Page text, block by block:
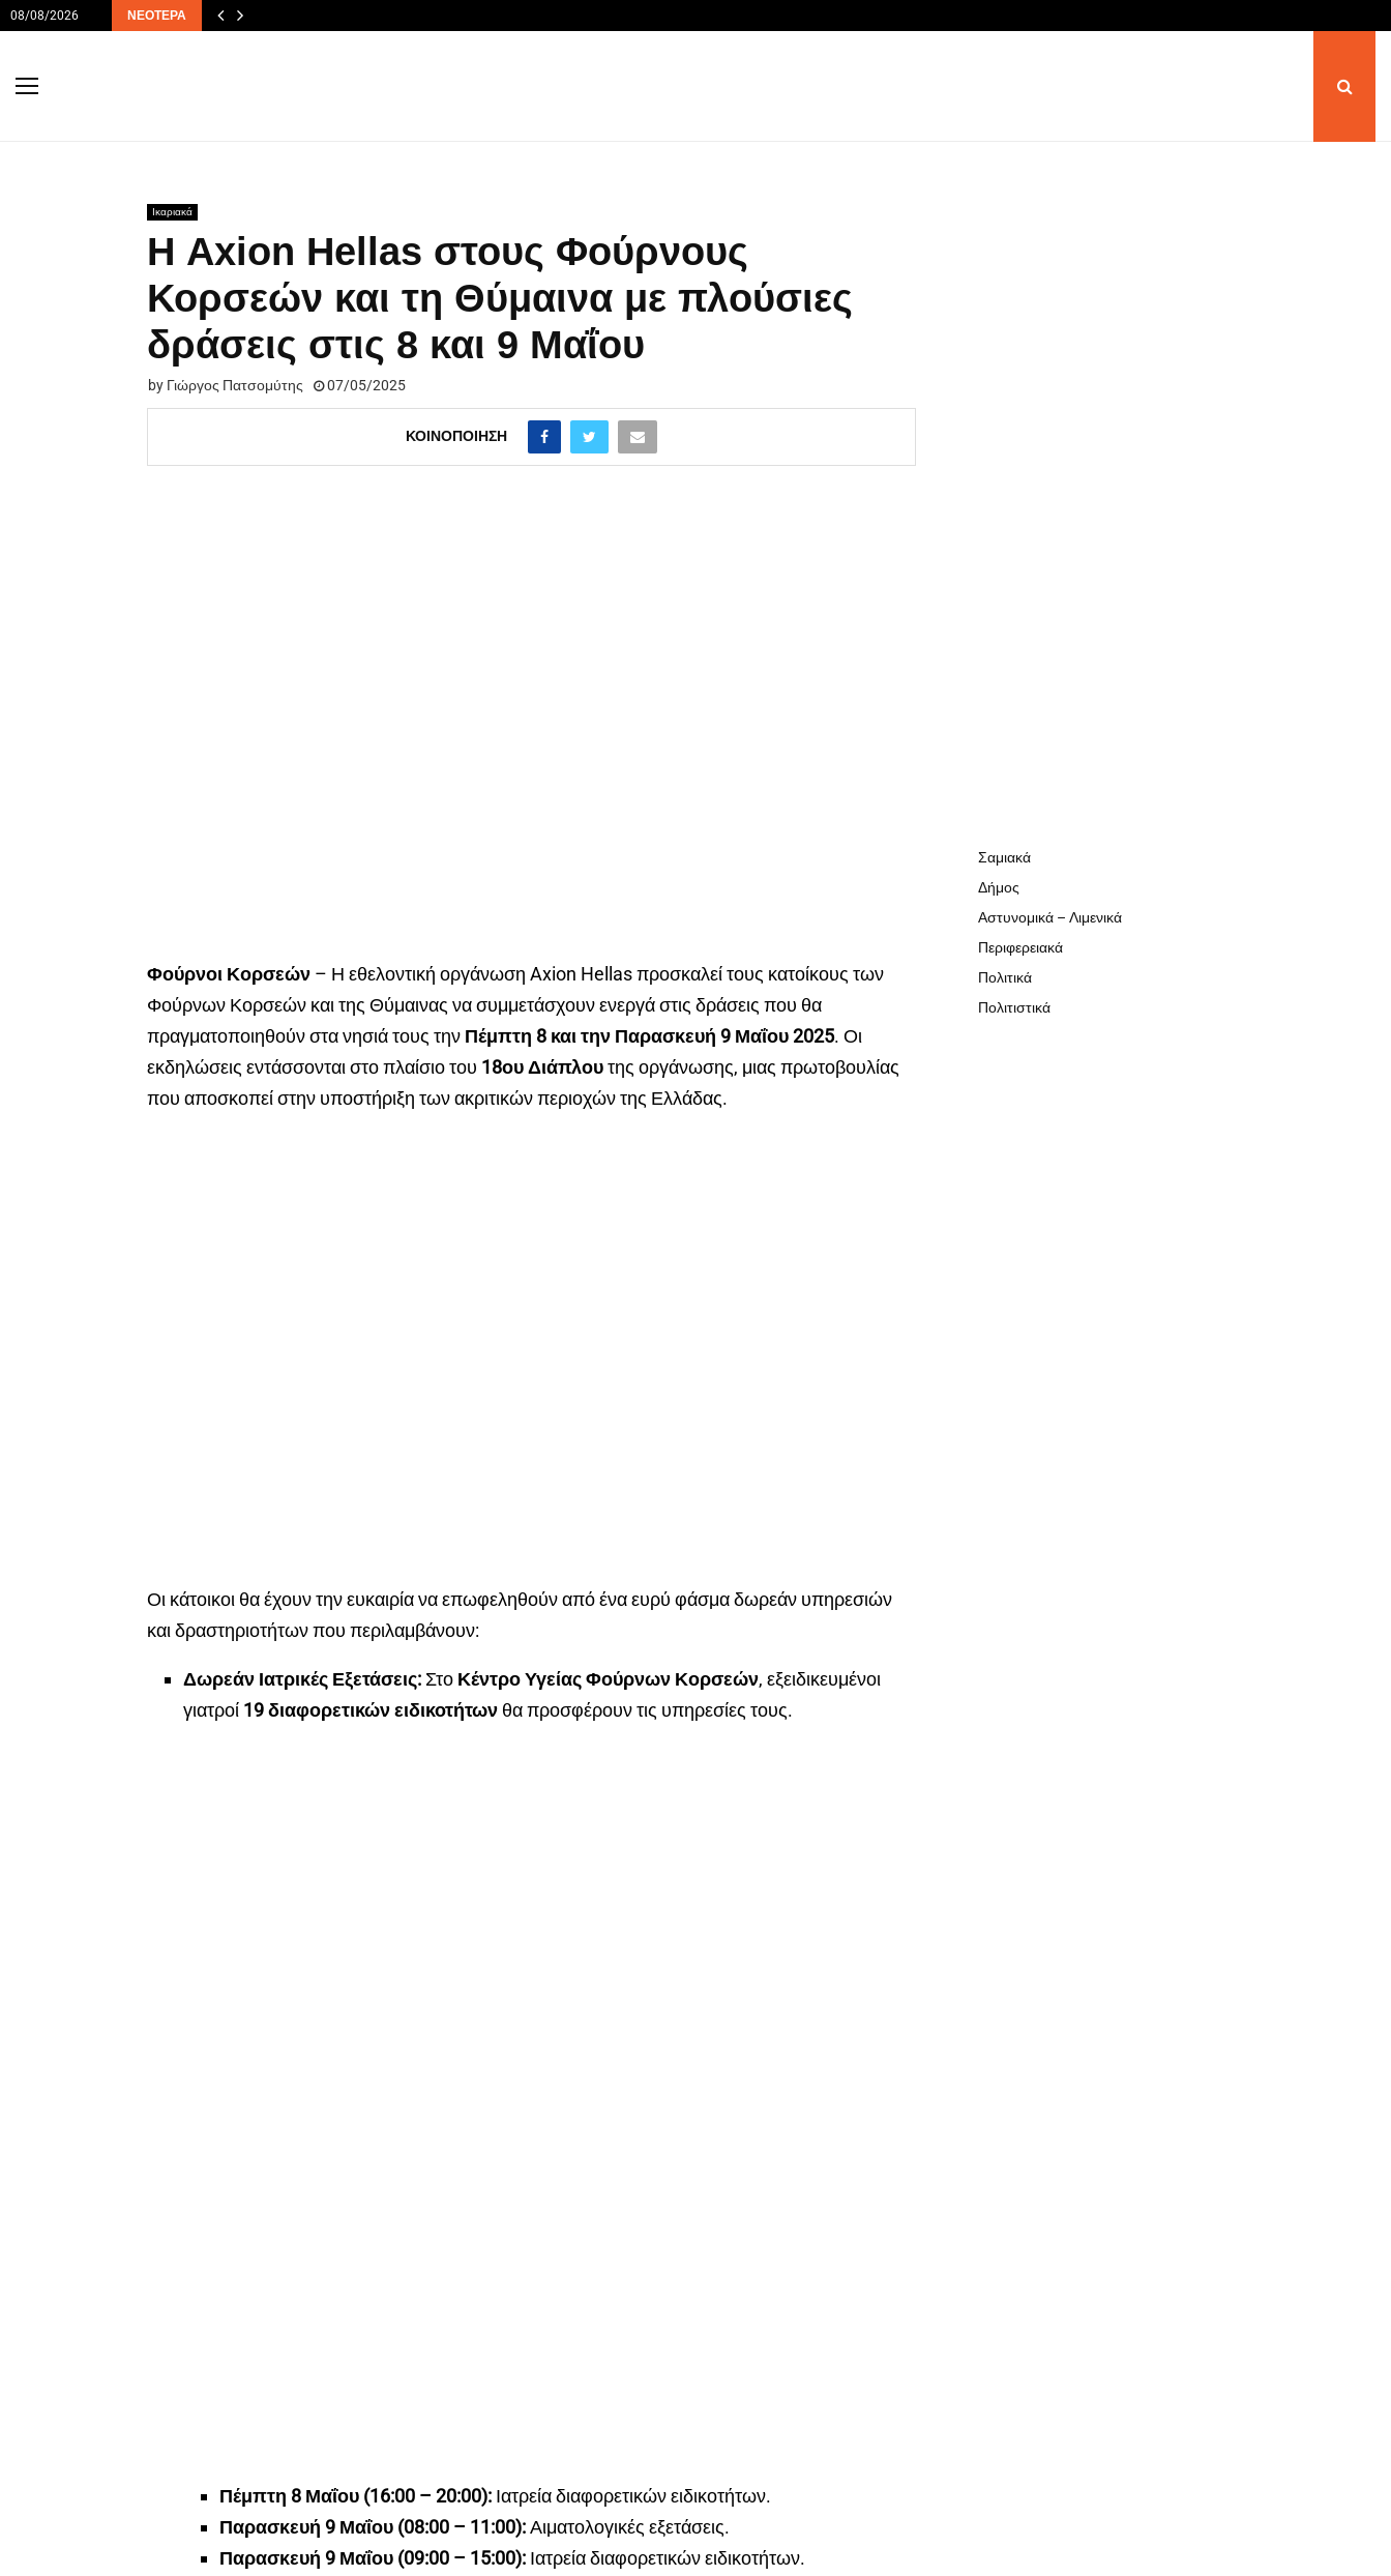
08/08/2026 ΝΕΌΤΕΡΑ
Ικαριακά
Η Axion Hellas στους Φούρνους
Κορσεών και τη Θύμαινα με πλούσιες
δράσεις στις 8 και 9 Μαΐου
by Γιώργος Πατσομύτης 07/05/2025
ΚΟΙΝΟΠΟΊΗΣΗ
Φούρνοι Κορσεών – Η εθελοντική οργάνωση Axion Hellas προσκαλεί τους κατοίκους των
Φούρνων Κορσεών και της Θύμαινας να συμμετάσχουν ενεργά στις δράσεις που θα
πραγματοποιηθούν στα νησιά τους την Πέμπτη 8 και την Παρασκευή 9 Μαΐου 2025. Οι
εκδηλώσεις εντάσσονται στο πλαίσιο του 18ου Διάπλουτης οργάνωσης, μιας πρωτοβουλίας
που αποσκοπεί στην υποστήριξη των ακριτικών περιοχών της Ελλάδας.
Οι κάτοικοι θα έχουν την ευκαιρία να επωφεληθούν από ένα ευρύ φάσμα δωρεάν υπηρεσιών
και δραστηριοτήτων που περιλαμβάνουν:
Δωρεάν Ιατρικές Εξετάσεις: Στο Κέντρο Υγείας Φούρνων Κορσεών, εξειδικευμένοι
γιατροί 19 διαφορετικών ειδικοτήτων θα προσφέρουν τις υπηρεσίες τους.
Πέμπτη 8 Μαΐου (16:00 – 20:00): Ιατρεία διαφορετικών ειδικοτήτων.
Παρασκευή 9 Μαΐου (08:00 – 11:00):Αιματολογικές εξετάσεις.
Παρασκευή 9 Μαΐου (09:00 – 15:00): Ιατρεία διαφορετικών ειδικοτήτων.
Σαμιακά
Δήμος
Αστυνομικά – Λιμενικά
Περιφερειακά
Πολιτικά
Πολιτιστικά